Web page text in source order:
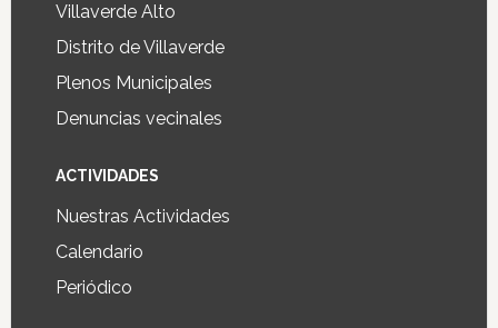
Villaverde Alto
Distrito de Villaverde
Plenos Municipales
Denuncias vecinales
ACTIVIDADES
Nuestras Actividades
Calendario
Periódico